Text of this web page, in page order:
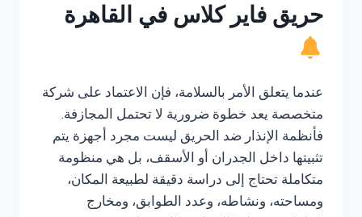
حريق فاير كلاس في القاهرة
عندما يتعلق الأمر بالسلامة، فإن الاعتماد على شركة
متخصصة يعد خطوة ضرورية لا تحتمل المجازفة.
فأنظمة الإنذار ضد الحريق ليست مجرد أجهزة يتم
تثبيتها داخل الجدران أو الأسقف، بل هي منظومة
متكاملة تحتاج إلى دراسة دقيقة لطبيعة المكان،
ومساحته، ونشاطه، وعدد الطوابق، ومخارج